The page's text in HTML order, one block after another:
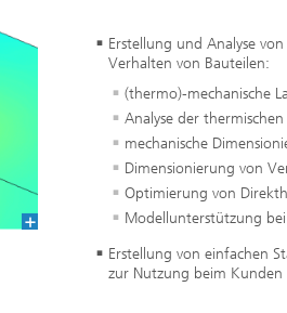
Erstellung und Analyse
Verhalten von Bauteilen:
(thermo)-mechanische
Analyse der
mechanische
Dimensionierung von
Optimierung von
Modellunterstützung
Erstellung von einfachen
zur Nutzung beim Kunden